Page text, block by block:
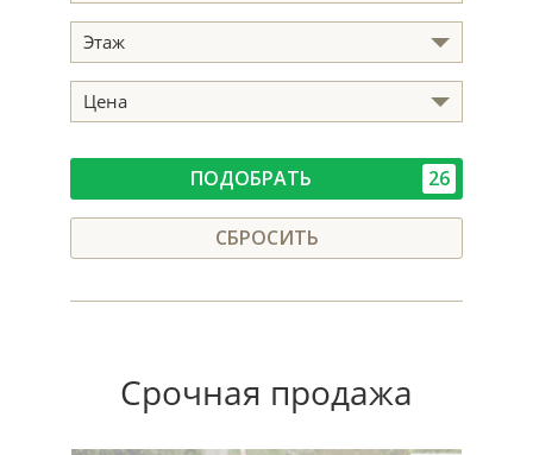
Этаж
Цена
ПОДОБРАТЬ 26
СБРОСИТЬ
Срочная продажа